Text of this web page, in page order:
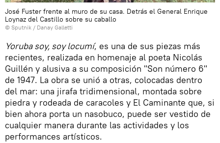
José Fuster frente al muro de su casa. Detrás el General Enrique
Loynaz del Castillo sobre su caballo
© Sputnik / Danay Galletti
Yoruba soy, soy locumí, es una de sus piezas más
recientes, realizada en homenaje al poeta Nicolás
Guillén y alusiva a su composición "Son número 6"
de 1947. La obra se unió a otras, colocadas dentro
del mar: una jirafa tridimensional, montada sobre
piedra y rodeada de caracoles y El Caminante que, si
bien ahora porta un nasobuco, puede ser vestido de
cualquier manera durante las actividades y los
performances artísticos.